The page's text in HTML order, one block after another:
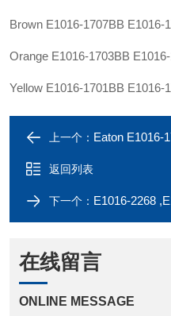
Brown E1016-1707BB E1016-
Orange E1016-1703BB
Yellow E1016-1701BB E1016-
上一个： Eaton E1016-1727BB伊顿
返回列表
下一个： E1016-2268 ,E1016-
在线留言
ONLINE MESSAGE